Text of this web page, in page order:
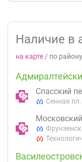
Наличие в
на карте / по району
Спасский
Сенная пл.